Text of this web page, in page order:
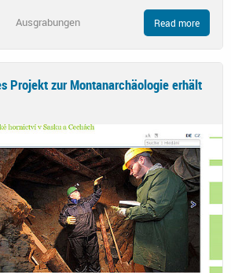
Ausgrabungen Read more
Projekt zur Montanarchäologie erhält